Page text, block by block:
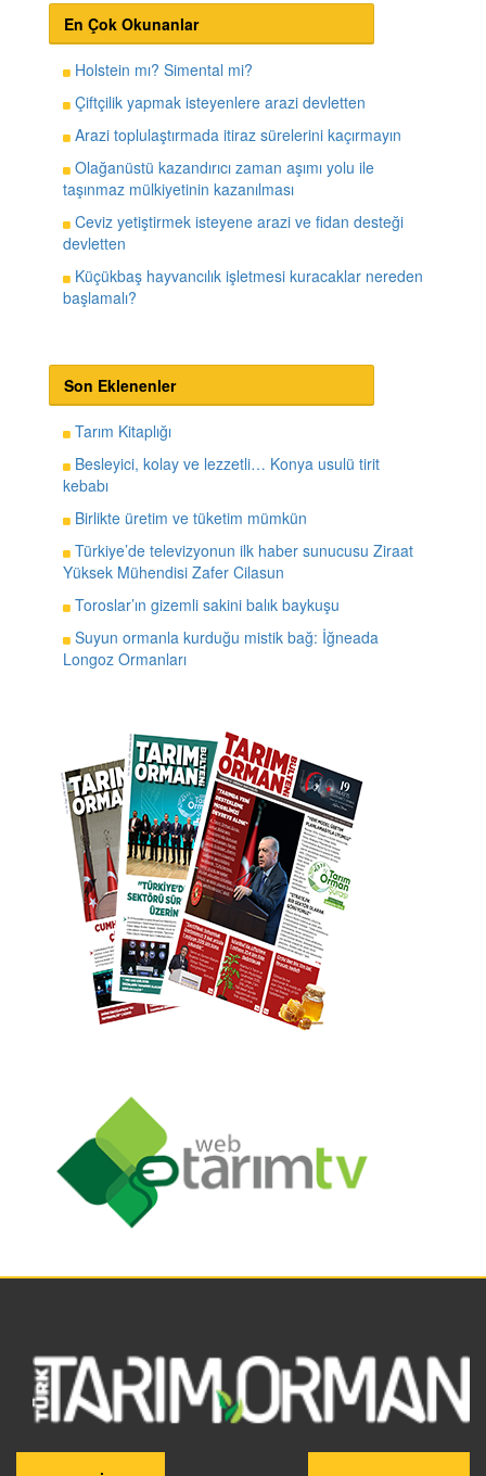
En Çok Okunanlar
Holstein mı? Simental mi?
Çiftçilik yapmak isteyenlere arazi devletten
Arazi toplulaştırmada itiraz sürelerini kaçırmayın
Olağanüstü kazandırıcı zaman aşımı yolu ile
taşınmaz mülkiyetinin kazanılması
Ceviz yetiştirmek isteyene arazi ve fidan desteği
devletten
Küçükbaş hayvancılık işletmesi kuracaklar nereden
başlamalı?
Son Eklenenler
Tarım Kitaplığı
Besleyici, kolay ve lezzetli… Konya usulü tirit
kebabı
Birlikte üretim ve tüketim mümkün
Türkiye’de televizyonun ilk haber sunucusu Ziraat
Yüksek Mühendisi Zafer Cilasun
Toroslar’ın gizemli sakini balık baykuşu
Suyun ormanla kurduğu mistik bağ: İğneada
Longoz Ormanları